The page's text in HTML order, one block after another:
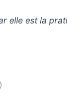
elle est la